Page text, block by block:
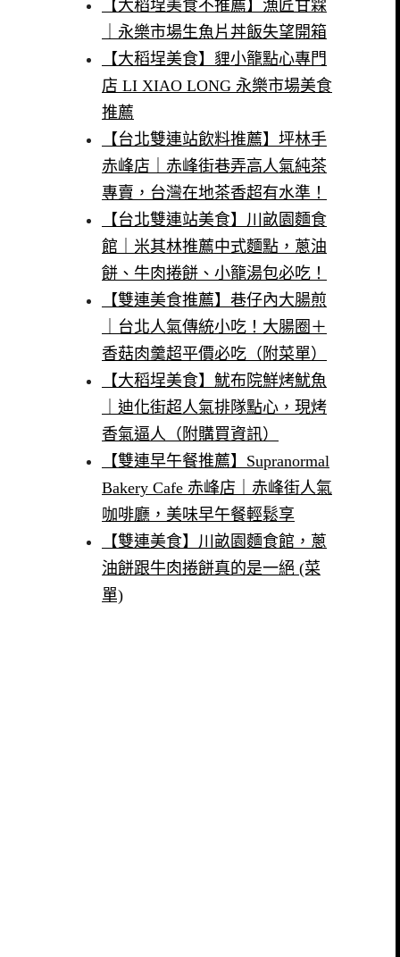
【大稻埕美食不推薦】漁匠甘霖
｜永樂市場生魚片丼飯失望開箱
【大稻埕美食】貍小籠點心專門
店 LI XIAO LONG 永樂市場美食
推薦
【台北雙連站飲料推薦】坪林手
赤峰店｜赤峰街巷弄高人氣純茶
專賣，台灣在地茶香超有水準！
【台北雙連站美食】川畝園麵食
館｜米其林推薦中式麵點，蔥油
餅、牛肉捲餅、小籠湯包必吃！
【雙連美食推薦】巷仔內大腸煎
｜台北人氣傳統小吃！大腸圈＋
香菇肉羹超平價必吃（附菜單）
【大稻埕美食】魷布院鮮烤魷魚
｜迪化街超人氣排隊點心，現烤
香氣逼人（附購買資訊）
【雙連早午餐推薦】Supranormal
Bakery Cafe 赤峰店｜赤峰街人氣
咖啡廳，美味早午餐輕鬆享
【雙連美食】川畝園麵食館，蔥
油餅跟牛肉捲餅真的是一絕 (菜
單)